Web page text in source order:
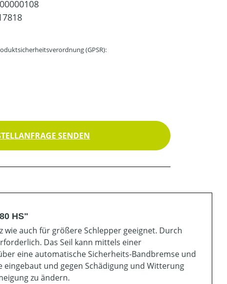
(GPSR):
SENDEN
HS"
wie auch für größere Schlepper geeignet. Durch
Das Seil kann mittels einer
eine automatische Sicherheits-Bandbremse und
und gegen Schädigung und Witterung
zu ändern.